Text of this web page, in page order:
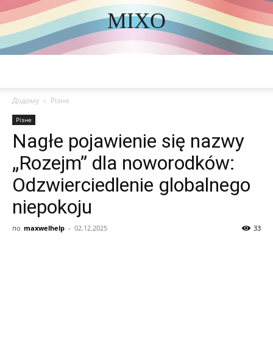
MIXO
DISCOVER THE ART OF PUBLISHING
Додому Різне
Різне
Nagłe pojawienie się nazwy
„Rozejm” dla noworodków:
Odzwierciedlenie globalnego
niepokoju
по maxwelhelp - 02.12.2025 33